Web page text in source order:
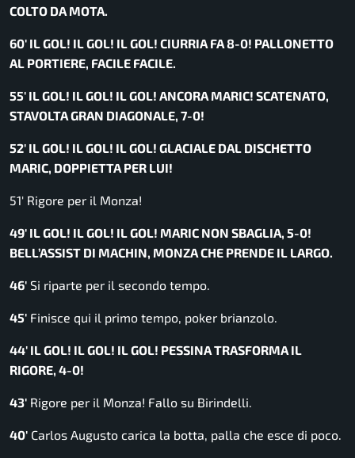
COLTO DA MOTA.
60′ IL GOL! IL GOL! IL GOL! CIURRIA FA 8-0! PALLONETTO
AL PORTIERE, FACILE FACILE.
55′ IL GOL! IL GOL! IL GOL! ANCORA MARIC! SCATENATO,
STAVOLTA GRAN DIAGONALE, 7-0!
52′ IL GOL! IL GOL! IL GOL! GLACIALE DAL DISCHETTO
MARIC, DOPPIETTA PER LUI!
51′ Rigore per il Monza!
49′ IL GOL! IL GOL! IL GOL! MARIC NON SBAGLIA, 5-0!
BELL’ASSIST DI MACHIN, MONZA CHE PRENDE IL LARGO.
46′ Si riparte per il secondo tempo.
45′ Finisce qui il primo tempo, poker brianzolo.
44′ IL GOL! IL GOL! IL GOL! PESSINA TRASFORMA IL
RIGORE, 4-0!
43′ Rigore per il Monza! Fallo su Birindelli.
40′ Carlos Augusto carica la botta, palla che esce di poco.